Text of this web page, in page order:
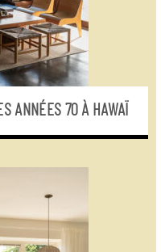
ANNÉES 70 À HAWAÏ